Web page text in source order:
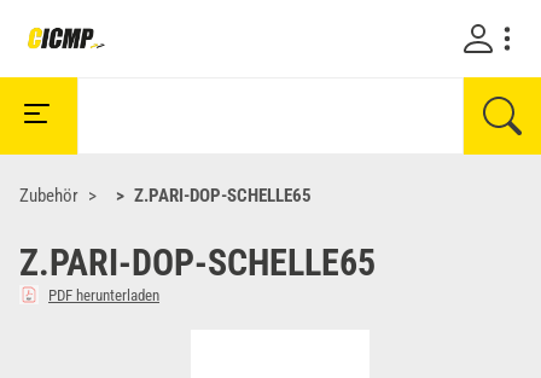
Zubehör Z.PARI-DOP-SCHELLE65
Z.PARI-DOP-SCHELLE65
PDF herunterladen